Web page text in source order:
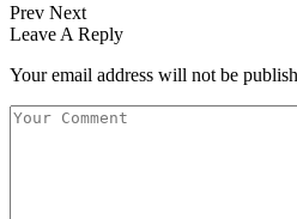
Prev Next
Leave A Reply
Your email address will not be